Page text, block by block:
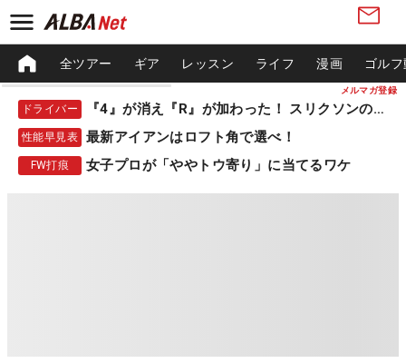
メルマガ登録
全ツアー ギア レッスン ライフ 漫画 ゴル
ドライバー 『4』が消え『R』が加わった！ スリクソンの新作
性能早見表 最新アイアンはロフト角で選べ！
FW打痕 女子プロが「ややトウ寄り」に当てるワケ